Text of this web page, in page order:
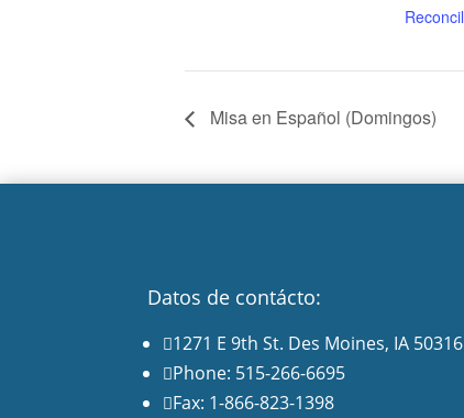
Misa en Español (Domingos)
Datos de contácto:
1271 E 9th St. Des Moines, IA 50316
Phone: 515-266-6695
Fax: 1-866-823-1398